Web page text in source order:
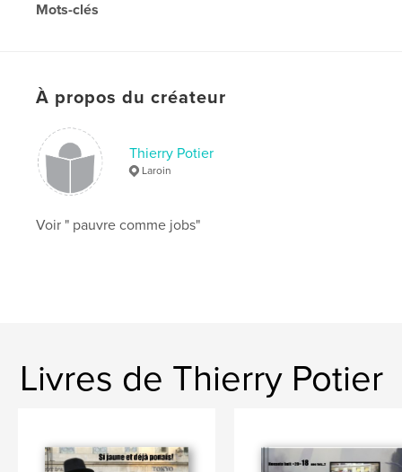
Mots-clés
À propos du créateur
Thierry Potier
Laroin
Voir " pauvre comme jobs"
Livres de Thierry Potier